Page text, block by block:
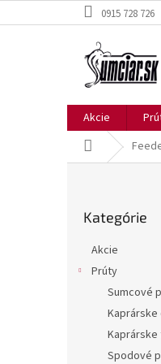
na
0915 728 726
Akcie
Domov
kategórie
Kategórie
Akcie
Prúty
Sumcové
Kaprárske
Spodové